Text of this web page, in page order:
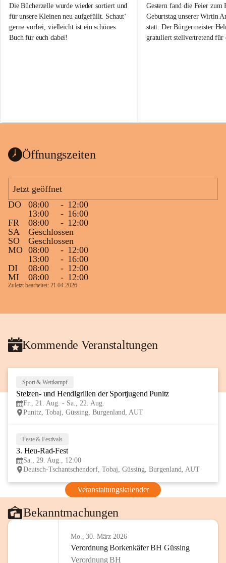
a
j
Die Bücherzelle wurde wieder sortiert und
für unsere Kleinen neu aufgefüllt. Schaut‘
gerne vorbei, vielleicht ist ein schönes
Buch für euch dabei!
Wanduhr (!) benutzt und musste
Das Gemeindeamt freut sich sehr über die
Spende >lesenswerter< Bücher und
vorsortiert in die Bücherzelle eingeräumt
werden können.
Gleichzeitig möchten wir uns bei all Jenen
sehr herzlich bedanken, die bereits viele
tolle Bücher spendiert haben.
a
j
Gestern fand die Feier zum
Geburtstag unserer Wirtin
statt. Der Bürgermeister
gratuliert stellvertretend für
Gesundheit, Gelassenheit
Öffnungszeiten
Jetzt geöffnet
DO
08:00 - 12:00
13:00
- 16:00
FR
08:00 - 12:00
SA
Geschlossen
SO
Geschlossen
MO 08:00 - 12:00
13:00
- 16:00
DI
08:00 - 12:00
MI
08:00 - 12:00
Zuletzt bearbeitet: 21.04.2026
Kommende Veranstaltungen
Sport & Wettkampf
Stelzen- und Hendlgrillen der Sportjugend Punitz
Fr., 21. Aug. - Sa., 22. Aug.
Punitz, Tobaj, Güssing, Burgenland, AUT
Feste & Festivals
3. Heu-Rad-Fest
Sa., 29. Aug., 12:00
Deutsch-Tschantschendorf, Tobaj, Güssing, Burgenland, AUT
Veranstaltungskalender
Bekanntmachungen
Mo., 30. März 2026
Verordnung Borkenkäfer BH Güssing
Verordnung BH